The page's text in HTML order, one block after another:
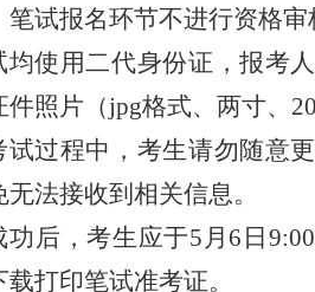
笔试报名环节不进行资格审
均使用二代身份证，报考
件照片（jpg格式、两寸、
试过程中，考生请勿随意
无法接收到 相关信息。
功后，考生应于5月6日
打印笔试准考证。